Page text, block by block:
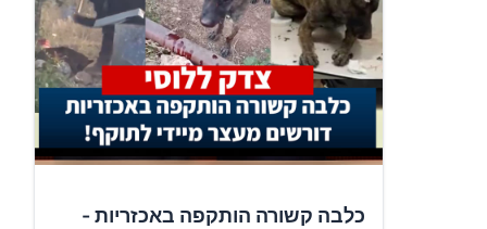
כלבה קשורה הותקפה באכזריות -